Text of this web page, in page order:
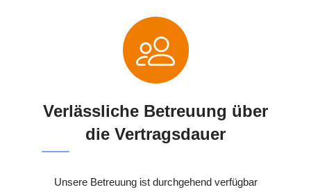
Verlässliche Betreuung über
die Vertragsdauer
Unsere Betreuung ist durchgehend verfügbar